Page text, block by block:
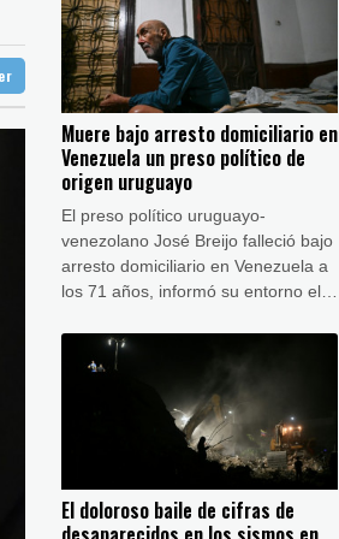
Panama
27 °C
29 °C
33 °C
Ibiza
29 °C
34 °C
de la lucha anticovid Anthony Fauci
Muere bajo arresto domiciliario en
Venezuela un preso político de
origen uruguayo
El preso político uruguayo-
venezolano José Breijo falleció bajo
arresto domiciliario en Venezuela a
los 71 años, informó su entorno el
su caso se hiciera notorio porque al
salir de prisión encontró su casa
invadida por el policía que lo
El doloroso baile de cifras de